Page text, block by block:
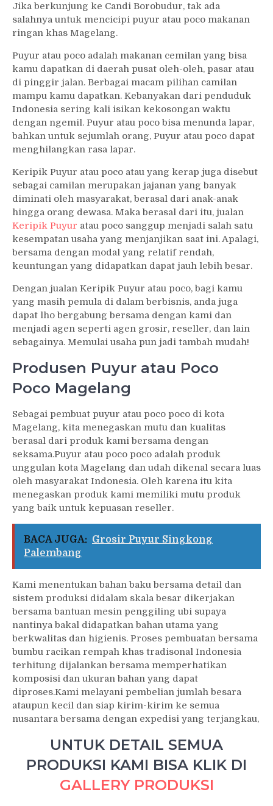
Jika berkunjung ke Candi Borobudur, tak ada
salahnya untuk mencicipi puyur atau poco makanan
ringan khas Magelang.
Puyur atau poco adalah makanan cemilan yang bisa
kamu dapatkan di daerah pusat oleh-oleh, pasar atau
di pinggir jalan. Berbagai macam pilihan camilan
mampu kamu dapatkan. Kebanyakan dari penduduk
Indonesia sering kali isikan kekosongan waktu
dengan ngemil. Puyur atau poco bisa menunda lapar,
bahkan untuk sejumlah orang, Puyur atau poco dapat
menghilangkan rasa lapar.
Keripik Puyur atau poco atau yang kerap juga disebut
sebagai camilan merupakan jajanan yang banyak
diminati oleh masyarakat, berasal dari anak-anak
hingga orang dewasa. Maka berasal dari itu, jualan
Keripik Puyur atau poco sanggup menjadi salah satu
kesempatan usaha yang menjanjikan saat ini. Apalagi,
bersama dengan modal yang relatif rendah,
keuntungan yang didapatkan dapat jauh lebih besar.
Dengan jualan Keripik Puyur atau poco, bagi kamu
yang masih pemula di dalam berbisnis, anda juga
dapat lho bergabung bersama dengan kami dan
menjadi agen seperti agen grosir, reseller, dan lain
sebagainya. Memulai usaha pun jadi tambah mudah!
Produsen Puyur atau Poco
Poco Magelang
Sebagai pembuat puyur atau poco poco di kota
Magelang, kita menegaskan mutu dan kualitas
berasal dari produk kami bersama dengan
seksama.Puyur atau poco poco adalah produk
unggulan kota Magelang dan udah dikenal secara luas
oleh masyarakat Indonesia. Oleh karena itu kita
menegaskan produk kami memiliki mutu produk
yang baik untuk kepuasan reseller.
BACA JUGA: Grosir Puyur Singkong
Palembang
Kami menentukan bahan baku bersama detail dan
sistem produksi didalam skala besar dikerjakan
bersama bantuan mesin penggiling ubi supaya
nantinya bakal didapatkan bahan utama yang
berkwalitas dan higienis. Proses pembuatan bersama
bumbu racikan rempah khas tradisonal Indonesia
terhitung dijalankan bersama memperhatikan
komposisi dan ukuran bahan yang dapat
diproses.Kami melayani pembelian jumlah besara
ataupun kecil dan siap kirim-kirim ke semua
nusantara bersama dengan expedisi yang terjangkau,
UNTUK DETAIL SEMUA
PRODUKSI KAMI BISA KLIK DI
GALLERY PRODUKSI